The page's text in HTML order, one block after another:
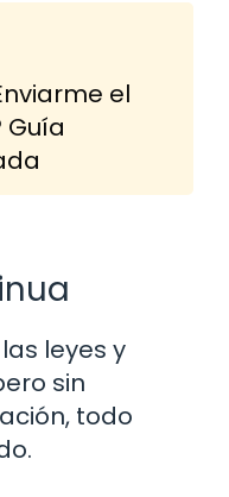
el
leyes y
sin
todo